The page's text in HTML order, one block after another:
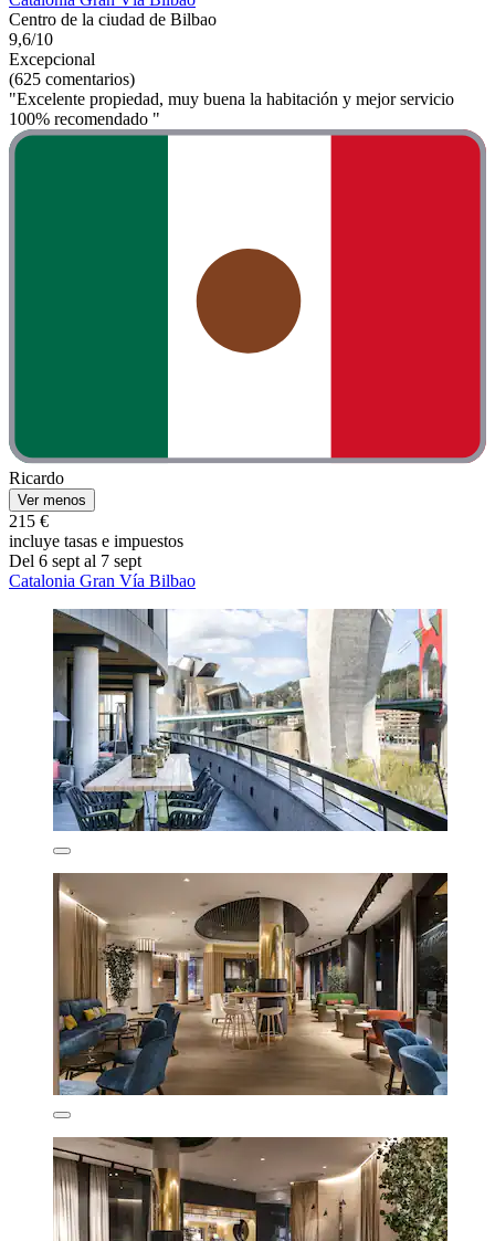
Centro de la ciudad de Bilbao
9,6/10
Excepcional
(625 comentarios)
"Excelente propiedad, muy buena la habitación y mejor servicio
100% recomendado "
Ricardo
Ver menos
215 €
incluye tasas e impuestos
Del 6 sept al 7 sept
Catalonia Gran Vía Bilbao